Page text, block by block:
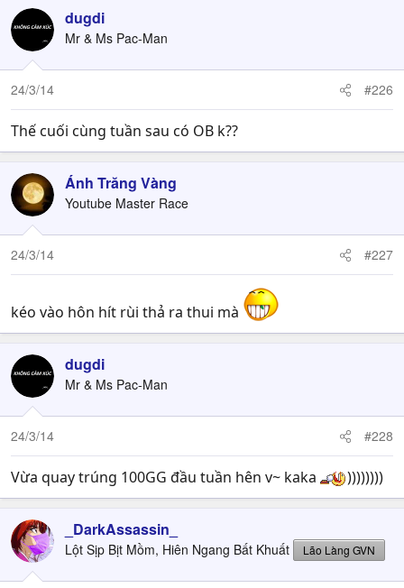
dugdi
Mr & Ms Pac-Man
24/3/14 #226
Thế cuối cùng tuần sau có OB k??
Ánh Trăng Vàng
Youtube Master Race
24/3/14 #227
kéo vào hôn hít rùi thả ra thui mà
dugdi
Mr & Ms Pac-Man
24/3/14 #228
Vừa quay trúng 100GG đầu tuần hên v~ kaka ))))))))
_DarkAssassin_
Lột Sịp Bịt Mồm, Hiên Ngang Bất Khuất Lão Làng GVN